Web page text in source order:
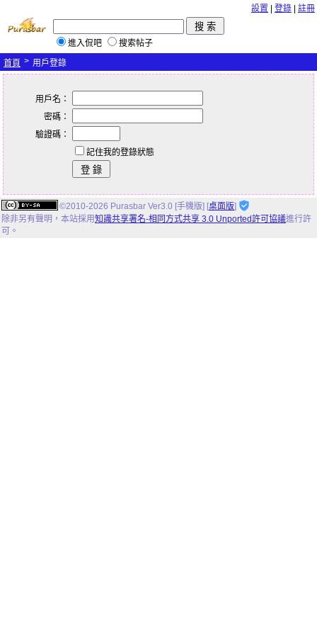
設置 登錄 註冊
進入侃吧
搜索帖子
首頁 > 用戶登錄
用戶名：
密碼：
驗證碼：
記住我的登錄狀態
©2010-2026 Purasbar Ver3.0 [手機版] [桌面版]
除非另有聲明， 本站採用知識共享署名-相同方式共享 3.0 Unported許可協議進行許
可。